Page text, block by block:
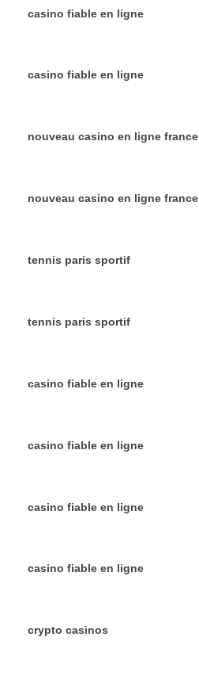
casino fiable en ligne
casino fiable en ligne
nouveau casino en ligne france
nouveau casino en ligne france
tennis paris sportif
tennis paris sportif
casino fiable en ligne
casino fiable en ligne
casino fiable en ligne
casino fiable en ligne
crypto casinos